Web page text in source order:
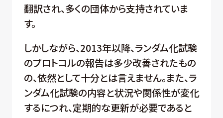
翻訳され、多くの団体から支持されていま
す。
しかしながら、2013年以降、ランダム化試験
のプロトコルの報告は多少改善されたもの
の、依然として十分とは言えません。また、ラ
ンダム化試験の内容と状況や関係性が変化
するにつれ、定期的な更新が必要であると